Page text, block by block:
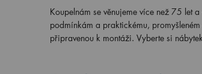
Koupelnám se věnujeme více než 75 let
podmínkám a praktickému,
připravenou k montáži. Vyberte si